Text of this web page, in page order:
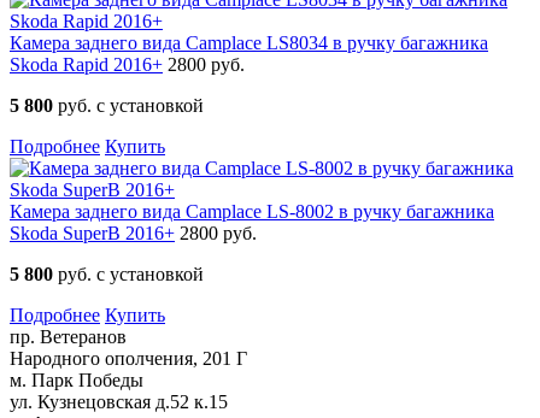
Камера заднего вида Camplace LS8034 в ручку багажника
Skoda Rapid 2016+ 2800 руб.
5 800 руб. с установкой
Подробнее Купить
Камера заднего вида Camplace LS-8002 в ручку багажника
Skoda SuperB 2016+ 2800 руб.
5 800 руб. с установкой
Подробнее Купить
пр. Ветеранов
Народного ополчения, 201 Г
м. Парк Победы
ул. Кузнецовская д.52 к.15